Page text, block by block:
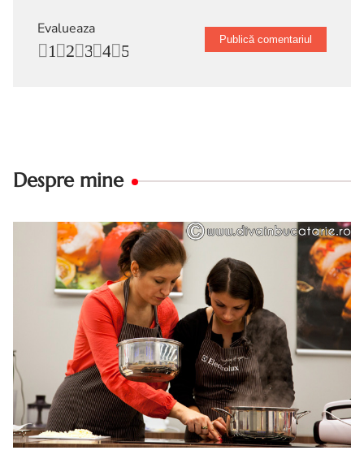
Evalueaza
5
4
3
2
1
Despre mine